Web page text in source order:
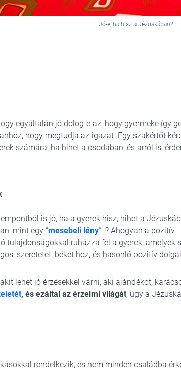
Jó-e, ha hisz a Jézuskában?
egyáltalán jó dolog-e az, hogy gyermeke így
hogy megtudja az igazat. Egy szakértőt
számára, ha hihet a csodában, és arról is,
is jó, ha a gyerek hisz, hihet a
mint egy “mesebeli lény“. ? Ahogyan a pozitív
tulajdonságokkal ruházza fel a gyerek, amelyek
szeretetet, békét hoz, és hasonló pozitív
lehet jó érzésekkel várni, aki ajándékot,
, és ezáltal az érzelmi világát, úgy a
rendelkezik, és nem minden családba